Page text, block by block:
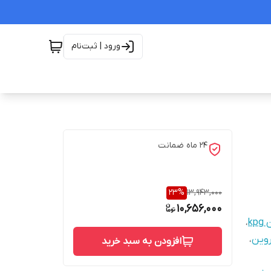
ورود | ثبت‌نام
،
،
24 ماه ضمانت
13,943,000
23%
10,656,000
افزودن به سبد خرید